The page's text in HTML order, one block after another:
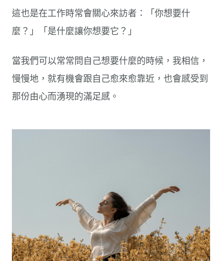
這也是在工作時常會關心來訪者：「你想要什
麼？」「是什麼讓你想要它？」
當我們可以常常問自己想要什麼的時候，我相信，
慢慢地，就有機會跟自己愈來愈靠近，也會感受到
那份由心而湧現的滿足感。